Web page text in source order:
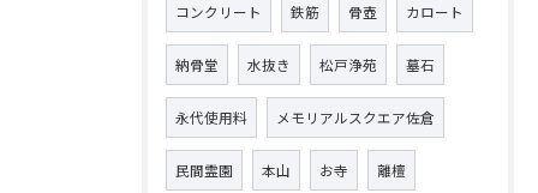
コンクリート 鉄筋 骨壺 カロート
納骨堂 水抜き 松戸浄苑 墓石
永代使用料 メモリアルスクエア佐倉
民間霊園 本山 お寺 離檀